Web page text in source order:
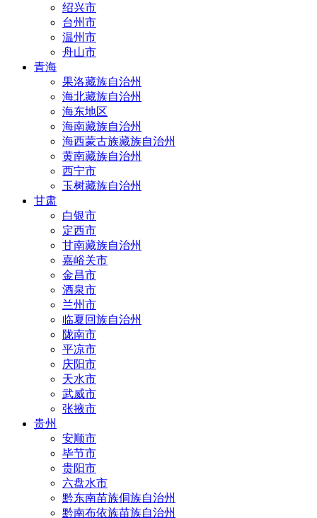
绍兴市
台州市
温州市
舟山市
青海
果洛藏族自治州
海北藏族自治州
海东地区
海南藏族自治州
海西蒙古族藏族自治州
黄南藏族自治州
西宁市
玉树藏族自治州
甘肃
白银市
定西市
甘南藏族自治州
嘉峪关市
金昌市
酒泉市
兰州市
临夏回族自治州
陇南市
平凉市
庆阳市
天水市
武威市
张掖市
贵州
安顺市
毕节市
贵阳市
六盘水市
黔东南苗族侗族自治州
黔南布依族苗族自治州